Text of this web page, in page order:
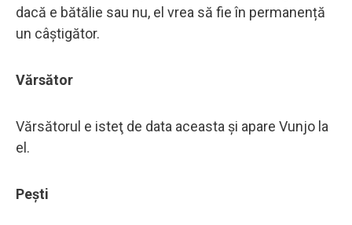
dacă e bătălie sau nu, el vrea să fie în permanență
un câștigător.
Vărsător
Vărsătorul e isteţ de data aceasta şi apare Vunjo la
el.
Pești